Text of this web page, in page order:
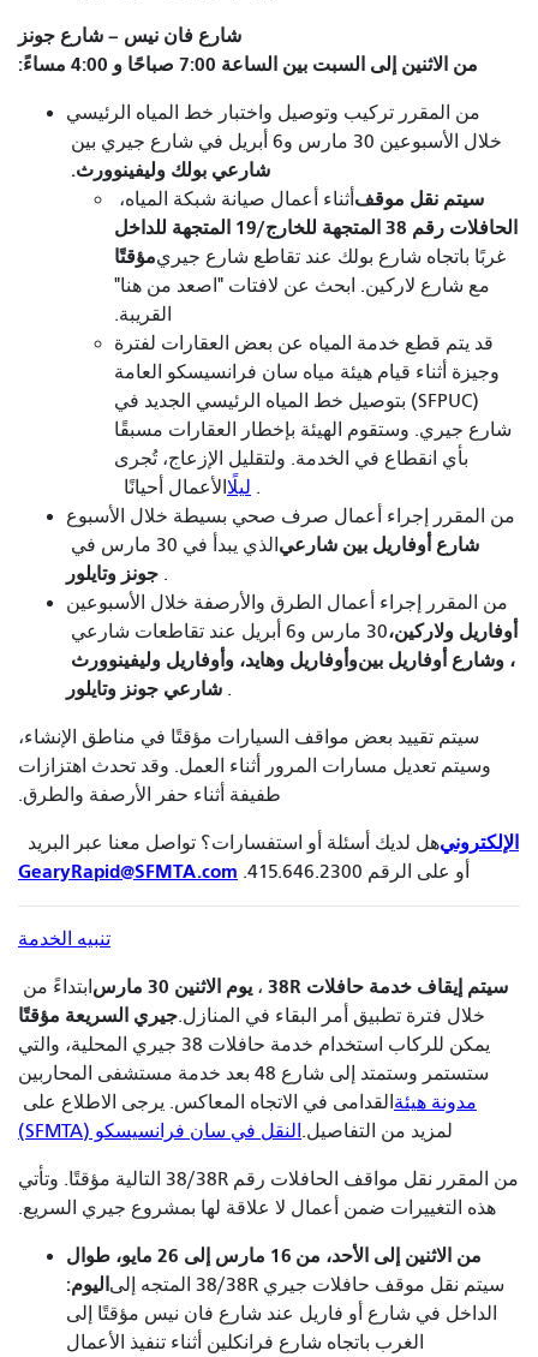
شارع فان نيس – شارع جونز
من الاثنين إلى السبت بين الساعة 7:00 صباحًا و 4:00 مساءً:
من المقرر تركيب وتوصيل واختبار خط المياه الرئيسي
خلال الأسبوعين 30 مارس و6 أبريل في شارع جيري بين
شارعي بولك وليفينوورث.
أثناء أعمال صيانة شبكة المياه، سيتم نقل موقف
الحافلات رقم 38 المتجهة للخارج/19 المتجهة للداخل
مؤقتًاغربًا باتجاه شارع بولك عند تقاطع شارع جيري
مع شارع لاركين. ابحث عن لافتات "اصعد من هنا"
القريبة.
قد يتم قطع خدمة المياه عن بعض العقارات لفترة
وجيزة أثناء قيام هيئة مياه سان فرانسيسكو العامة
(SFPUC) بتوصيل خط المياه الرئيسي الجديد في
شارع جيري. وستقوم الهيئة بإخطار العقارات مسبقًا
بأي انقطاع في الخدمة. ولتقليل الإزعاج، تُجرى
الأعمال أحيانًا ليلًا .
من المقرر إجراء أعمال صرف صحي بسيطة خلال الأسبوع
الذي يبدأ في 30 مارس في شارع أوفاريل بين شارعي
جونز وتايلور .
من المقرر إجراء أعمال الطرق والأرصفة خلال الأسبوعين
30 مارس و6 أبريل عند تقاطعات شارعيأوفاريل ولاركين،
وأوفاريل وهايد، وأوفاريل وليفينوورث، وشارع أوفاريل بين
شارعي جونز وتايلور .
سيتم تقييد بعض مواقف السيارات مؤقتًا في مناطق الإنشاء،
وسيتم تعديل مسارات المرور أثناء العمل. وقد تحدث اهتزازات
طفيفة أثناء حفر الأرصفة والطرق.
هل لديك أسئلة أو استفسارات؟ تواصل معنا عبر البريدالإلكتروني
GearyRapid@SFMTA.com
أو على الرقم 415.646.2300.
تنبيه الخدمة
ابتداءً من يوم الاثنين 30 مارس ، سيتم إيقاف خدمة حافلات 38R
جيري السريعة مؤقتًاخلال فترة تطبيق أمر البقاء في المنازل.
يمكن للركاب استخدام خدمة حافلات 38 جيري المحلية، والتي
ستستمر وستمتد إلى شارع 48 بعد خدمة مستشفى المحاربين
القدامى في الاتجاه المعاكس. يرجى الاطلاع على مدونة هيئة
النقل في سان فرانسيسكو (SFMTA) لمزيد من التفاصيل.
من المقرر نقل مواقف الحافلات رقم 38/38R التالية مؤقتًا. وتأتي
هذه التغييرات ضمن أعمال لا علاقة لها بمشروع جيري السريع.
من الاثنين إلى الأحد، من 16 مارس إلى 26 مايو، طوال
اليوم:سيتم نقل موقف حافلات جيري 38/38R المتجه إلى
الداخل في شارع أو فاريل عند شارع فان نيس مؤقتًا إلى
الغرب باتجاه شارع فرانكلين أثناء تنفيذ الأعمال